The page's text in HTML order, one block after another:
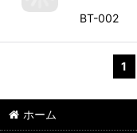
BT-002
1
ホーム